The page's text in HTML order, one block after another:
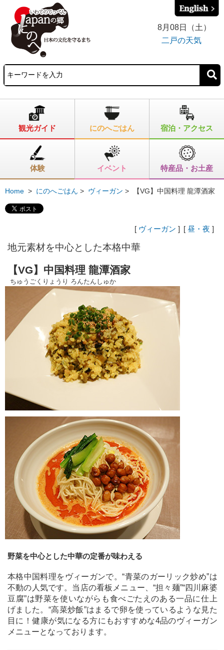
8月08日（土）
二戸の天気
観光ガイド にのへごはん 宿泊・アクセス
体験 イベント 特産品・お土産
Home > にのへごはん > ヴィーガン > 【VG】中国料理 龍潭酒家
[ 昼・夜 ]
[ ヴィーガン ]
地元素材を中心とした本格中華
【VG】中国料理 龍潭酒家
ちゅうごくりょうり ろんたんしゅか
野菜を中心とした中華の定番が味わえる
本格中国料理をヴィーガンで。“青菜のガーリック炒め”は
不動の人気です。当店の看板メニュー、“担々麺”“四川麻婆
豆腐”は野菜を使いながらも食べごたえのある一品に仕上
げました。“高菜炒飯”はまるで卵を使っているような見た
目に！健康が気になる方にもおすすめな4品のヴィーガン
メニューとなっております。